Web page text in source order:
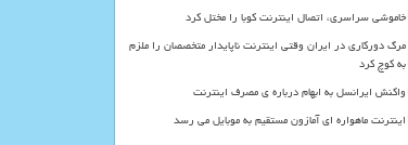
خاموشی سراسری، اتصال اینترنت کوبا را مختل کرد
مرگ دورکاری در ایران وقتی اینترنت ناپایدار متخصصان را ملزم
به کوچ کرد
واکنش ایرانسل به ابهام درباره ی مصرف اینترنت
اینترنت ماهواره ای آمازون مستقیم به موبایل می رسد